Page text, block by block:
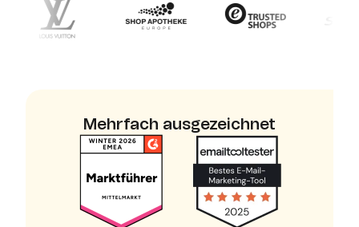
Mehrfach ausgezeichnet